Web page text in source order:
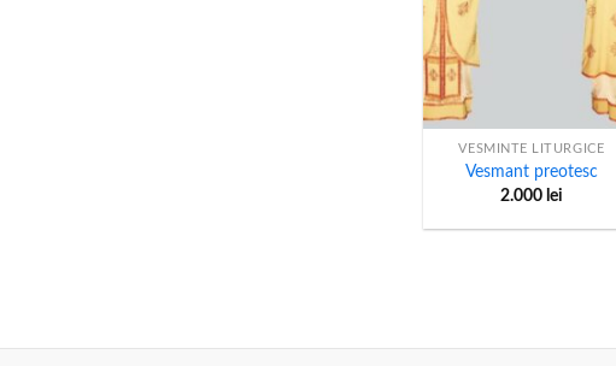
+
VESMINTE LITURGICE
Vesmant preotesc
2.000 lei